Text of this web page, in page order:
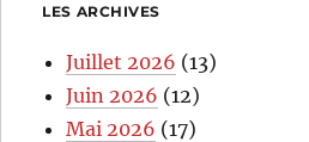
LES ARCHIVES
Juillet 2026 (13)
Juin 2026 (12)
Mai 2026 (17)